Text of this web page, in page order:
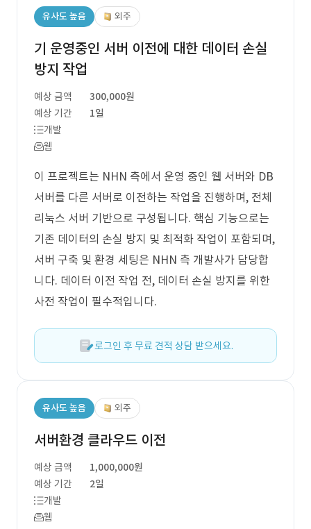
유사도 높음 외주
기 운영중인 서버 이전에 대한 데이터 손실
방지 작업
예상 금액
300,000원
예상 기간
1일
개발
웹
이 프로젝트는 NHN 측에서 운영 중인 웹 서버와 DB
서버를 다른 서버로 이전하는 작업을 진행하며, 전체
리눅스 서버 기반으로 구성됩니다. 핵심 기능으로는
기존 데이터의 손실 방지 및 최적화 작업이 포함되며,
서버 구축 및 환경 세팅은 NHN 측 개발사가 담당합
니다. 데이터 이전 작업 전, 데이터 손실 방지를 위한
사전 작업이 필수적입니다.
로그인 후 무료 견적 상담 받으세요.
유사도 높음 외주
서버환경 클라우드 이전
예상 금액
1,000,000원
예상 기간
2일
개발
웹